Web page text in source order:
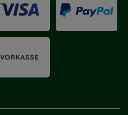
Cookies ermöglichen es uns
zugeschrittene Inhalte
Partnerprogramm zu
Hierüber lassen sich
mit deren Hilfe wir